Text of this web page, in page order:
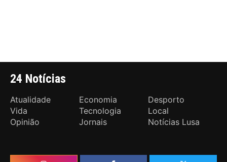
24 Notícias
Atualidade Economia
Desporto
Vida
Tecnologia
Local
Opinião
Jornais Notícias Lusa